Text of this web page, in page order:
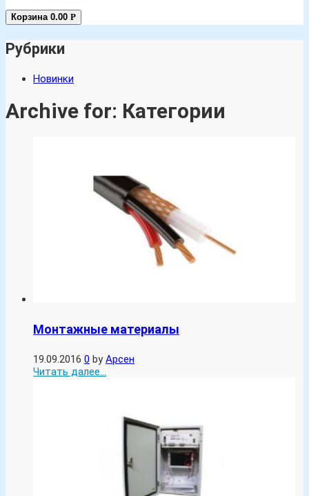
Корзина 0.00 Р
Рубрики
Новинки
Archive for: Категории
Монтажные материалы
19.09.2016 0 byАрсен
Читать далее...